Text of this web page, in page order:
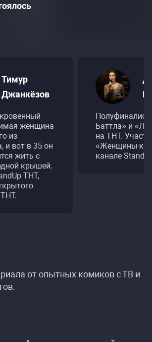
Тимур
Джанкёзов
женщина
из
и вот в 35 он
жить с
крышей.
ТНТ,
Баттла» и
на ТНТ.
«Женщины-
канале Stand-
от опытных комиков с ТВ и